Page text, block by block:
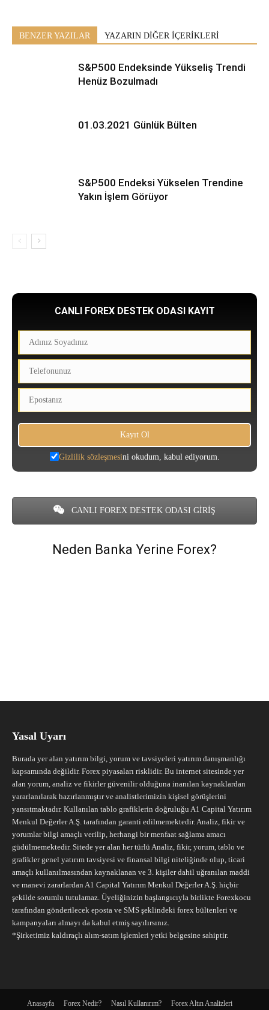
BENZER YAZILAR YAZARIN DİĞER İÇERİKLERİ
S&P500 Endeksinde Yükseliş Trendi
Henüz Bozulmadı
01.03.2021 Günlük Bülten
S&P500 Endeksi Yükselen Trendine
Yakın İşlem Görüyor
CANLI FOREX DESTEK ODASI KAYIT
Gizlilik sözleşmesini okudum, kabul ediyorum.
CANLI FOREX DESTEK ODASI GİRİŞ
Neden Banka Yerine Forex?
Yasal Uyarı
Burada yer alan yatırım bilgi, yorum ve tavsiyeleri yatırım danışmanlığı
kapsamında değildir. Forex piyasaları risklidir. Bu internet sitesinde yer
alan yorum, analiz ve fikirler güvenilir olduğuna inanılan kaynaklardan
yararlanılarak hazırlanmıştır ve analistlerimizin kişisel görüşlerini
yansıtmaktadır. Kullanılan tablo grafiklerin doğruluğu A1 Capital Yatırım
Menkul Değerler A.Ş. tarafından garanti edilmemektedir. Analiz, fikir ve
yorumlar bilgi amaçlı verilip, herhangi bir menfaat sağlama amacı
güdülmemektedir. Sitede yer alan her türlü Analiz, fikir, yorum, tablo ve
grafikler genel yatırım tavsiyesi ve finansal bilgi niteliğinde olup, ticari
amaçlı kullanılmasından kaynaklanan ve 3. kişiler dahil uğranılan maddi
ve manevi zararlardan A1 Capital Yatırım Menkul Değerler A.Ş. hiçbir
şekilde sorumlu tutulamaz. Üyeliğinizin başlangıcıyla birlikte Forexkocu
tarafından gönderilecek eposta ve SMS şeklindeki forex bültenleri ve
kampanyaları almayı da kabul etmiş sayılırsınız.
*Şirketimiz kaldıraçlı alım-satım işlemleri yetki belgesine sahiptir.
Anasayfa Forex Nedir? Nasıl Kullanırım? Forex Altın Analizleri